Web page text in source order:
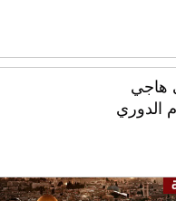
هاجي
الدوري